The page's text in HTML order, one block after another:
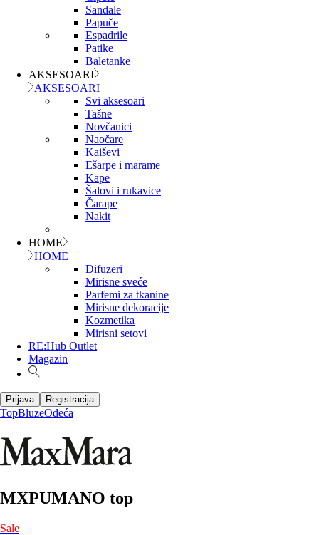
Sandale
Papuče
Espadrile
Patike
Baletanke
AKSESOARI
AKSESOARI
Svi aksesoari
Tašne
Novčanici
Naočare
Kaiševi
Ešarpe i marame
Kape
Šalovi i rukavice
Čarape
Nakit
HOME
HOME
Difuzeri
Mirisne sveće
Parfemi za tkanine
Mirisne dekoracije
Kozmetika
Mirisni setovi
RE:Hub Outlet
Magazin
Prijava Registracija
TopBluzeOdeća
MXPUMANO top
Sale